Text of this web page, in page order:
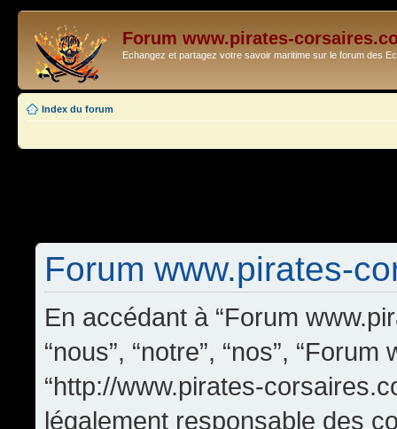
Forum www.pirates-
Echangez et partagez votre savoir maritime sur le forum des
Index du forum
Forum www.pirates-
En accédant à “Forum
“nous”, “notre”, “nos”,
“http://www.pirates-
légalement responsable des